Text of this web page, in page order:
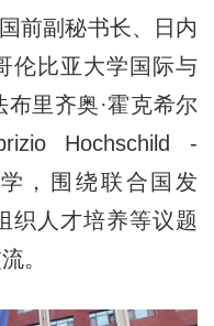
副秘书长、日内
伦比亚大学国际与
里齐奥·霍克希尔
Hochschild -
，围绕联合国发
织人才培养等议题
。